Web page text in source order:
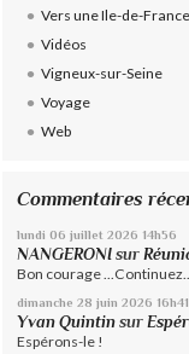
Vers une Ile-de-
Vidéos
Vigneux-sur-Seine
Voyage
Web
Commentaires
lundi 06 juillet 2026 14h56
NANGERONI sur
Bon courage
dimanche 28 juin 2026 16h41
Yvan Quintin sur
Espérons-le !